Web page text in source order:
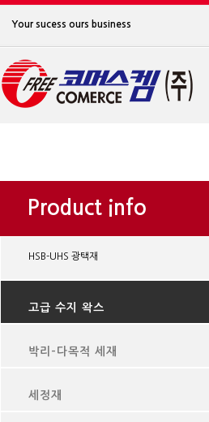
Your sucess ours business
Product info
HSB-UHS 광택재
고급 수지 왁스
박리-다목적 세재
세정재